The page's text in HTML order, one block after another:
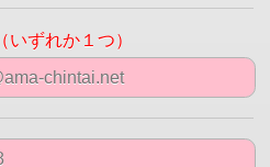
（いずれか１つ）